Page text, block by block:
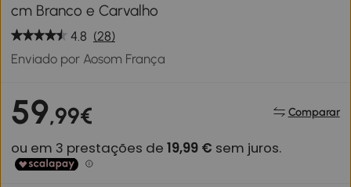
cm Branco e Carvalho
4.8 (28)
Enviado por Aosom França
59,99€ Comparar